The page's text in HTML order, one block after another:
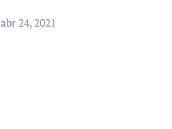
abr 24, 2021